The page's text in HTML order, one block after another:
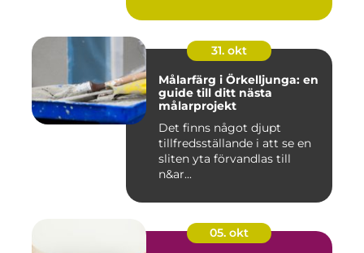
31. okt
Målarfärg i Örkelljunga: en
guide till ditt nästa
målarprojekt
Det finns något djupt
tillfredsställande i att se en
sliten yta förvandlas till
n&ar...
05. okt